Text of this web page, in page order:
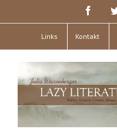
Links Kontakt